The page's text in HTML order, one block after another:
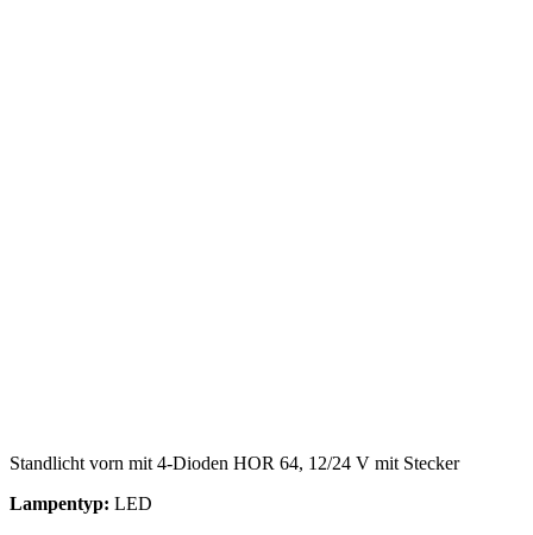
Standlicht vorn mit 4-Dioden HOR 64, 12/24 V mit Stecker
Lampentyp: LED